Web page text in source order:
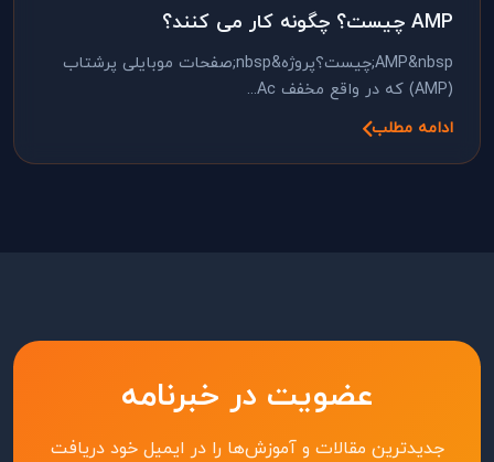
AMP چیست؟ چگونه کار می کنند؟
AMP&nbsp;چیست؟پروژه&nbsp;صفحات موبایلی پرشتاب
(AMP) که در واقع مخفف Ac...
ادامه مطلب
عضویت در خبرنامه
جدیدترین مقالات و آموزش‌ها را در ایمیل خود دریافت